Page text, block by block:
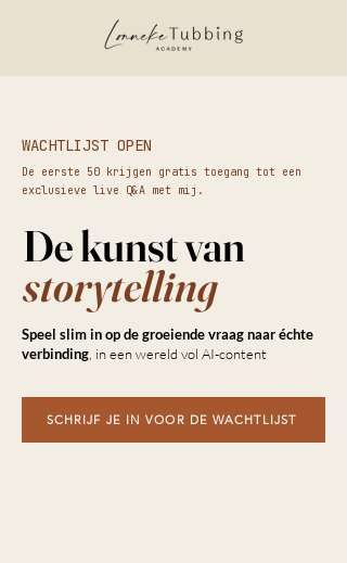
WACHTLIJST OPEN
De eerste 50 krijgen gratis toegang tot een
exclusieve live Q&A met mij.
De kunst van
storytelling
Speel slim in op de groeiende vraag naar échte
verbinding , in een wereld vol AI-content
SCHRIJF JE IN VOOR DE WACHTLIJST